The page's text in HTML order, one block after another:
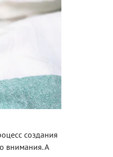
создания
внимания. А